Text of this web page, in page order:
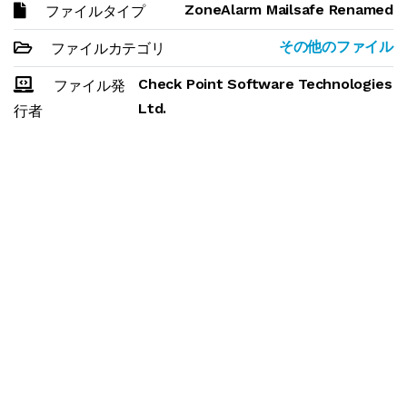
ファイルタイプ ZoneAlarm Mailsafe Renamed
ファイルカテゴリ その他のファイル
ファイル発
行者
Check Point Software Technologies
Ltd.